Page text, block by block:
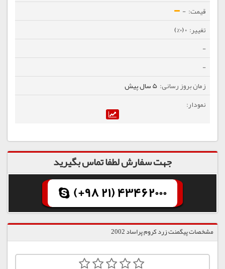
-
0 (0%)
-
-
5 سال پیش
جهت سفارش لطفا تماس بگیرید
(+98 21) 43462000
مشخصات پیگمنت زرد كروم پراساد 2002